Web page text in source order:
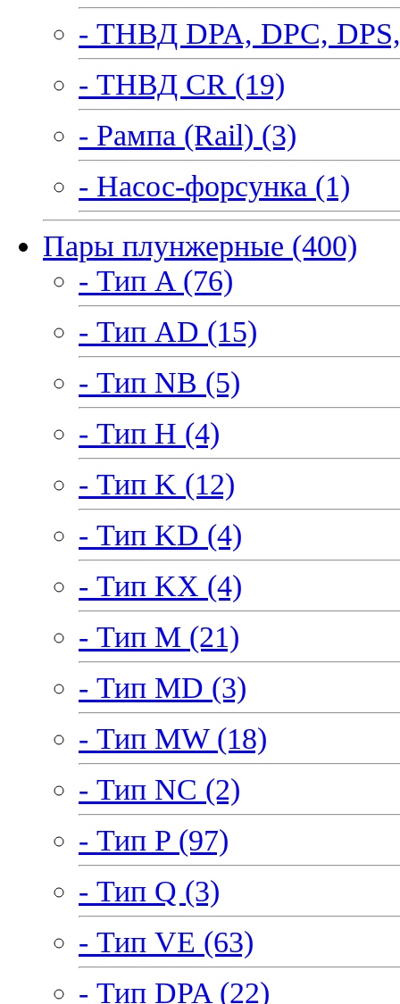
- ТНВД DPA, DPC,
- ТНВД CR (19)
- Рампа (Rail) (3)
- Насос-форсунка (1)
Пары плунжерные (400)
- Тип A (76)
- Тип AD (15)
- Тип NB (5)
- Тип H (4)
- Тип K (12)
- Тип KD (4)
- Тип KX (4)
- Тип M (21)
- Тип MD (3)
- Тип MW (18)
- Тип NC (2)
- Тип P (97)
- Тип Q (3)
- Тип VE (63)
- Тип DPA (22)